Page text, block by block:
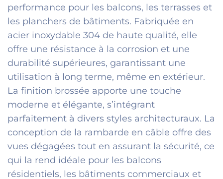
performance pour les balcons, les terrasses et
les planchers de bâtiments. Fabriquée en
acier inoxydable 304 de haute qualité, elle
offre une résistance à la corrosion et une
durabilité supérieures, garantissant une
utilisation à long terme, même en extérieur.
La finition brossée apporte une touche
moderne et élégante, s’intégrant
parfaitement à divers styles architecturaux. La
conception de la rambarde en câble offre des
vues dégagées tout en assurant la sécurité, ce
qui la rend idéale pour les balcons
résidentiels, les bâtiments commerciaux et